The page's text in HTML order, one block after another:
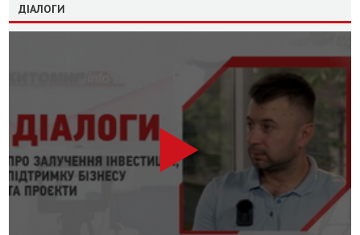
ДІАЛОГИ